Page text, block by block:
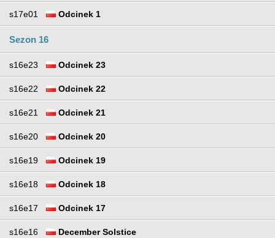
s17e01 Odcinek 1
Sezon 16
s16e23 Odcinek 23
s16e22 Odcinek 22
s16e21 Odcinek 21
s16e20 Odcinek 20
s16e19 Odcinek 19
s16e18 Odcinek 18
s16e17 Odcinek 17
s16e16 December Solstice